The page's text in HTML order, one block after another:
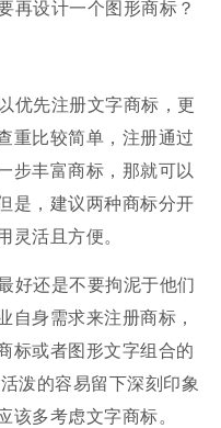
设计一个图形商标？
先注册文字商标，更
重比较简单，注册通过
步丰富商标，那就可以
是，建议两种商标分开
灵活且方便。
还是不要拘泥于他们
自身需求来注册商标，
标或者图形文字组合的
泼的容易留下深刻印象
该多考虑文字商标。